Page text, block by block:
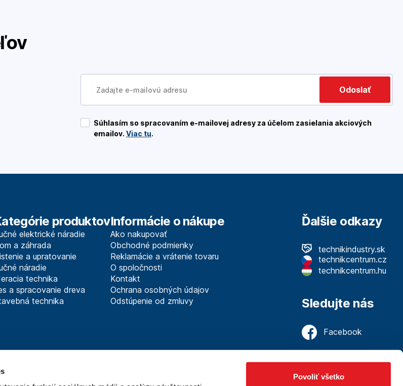
Povoliť všetko
Odoslať
Súhlasím so spracovaním e-mailovej adresy za účelom zasielania akciových
emailov. Viac tu.
produktov
elektrické náradie
a záhrada
a upratovanie
náradie
technika
a spracovanie dreva
technika
Informácie o nákupe
Ako nakupovať
Obchodné podmienky
Reklamácie a vrátenie tovaru
O spoločnosti
Kontakt
Ochrana osobných údajov
Odstúpenie od zmluvy
Ďalšie odkazy
technikindustry.sk
technikcentrum.cz
technikcentrum.hu
Sledujte nás
Facebook